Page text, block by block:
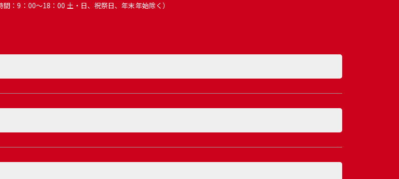
間：9：00～18：00 土・日、祝祭日、年末年始除く）